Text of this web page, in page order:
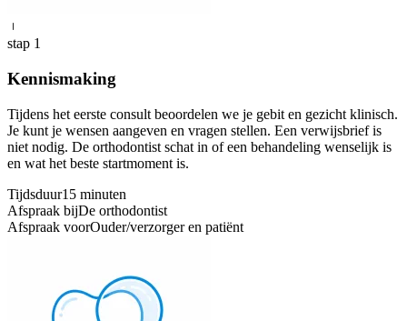
stap 1
Kennismaking
Tijdens het eerste consult beoordelen we je gebit en gezicht klinisch.
Je kunt je wensen aangeven en vragen stellen. Een verwijsbrief is
niet nodig. De orthodontist schat in of een behandeling wenselijk is
en wat het beste startmoment is.
Tijdsduur15 minuten
Afspraak bijDe orthodontist
Afspraak voorOuder/verzorger en patiënt